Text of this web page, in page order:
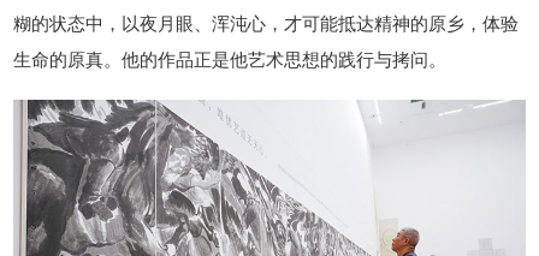
糊的状态中，以夜月眼、浑沌心，才可能抵达精神的原乡，体验
生命的原真。他的作品正是他艺术思想的践行与拷问。